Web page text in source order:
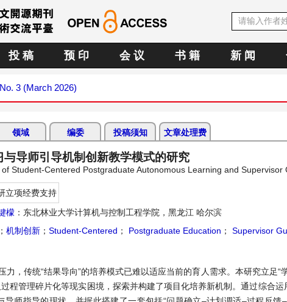
投 稿 预 印 会 议 书 籍 新 闻
3 (March 2026)
领域 编委 投稿须知 文章处理费
导师引导机制创新教学模式的研究
Student-Centered Postgraduate Autonomous Learning and Supervisor
立项经费支持
檬 ：东北林业大学计算机与控制工程学院，黑龙江 哈尔滨
； 机制创新 ； Student-Centered ； Postgraduate Education ； Supervisor
，传统“结果导向”的培养模式已难以适应当前的育人需求。本研究立足“
程管理碎片化等现实困境，探索并构建了项目化培养新机制。通过综合